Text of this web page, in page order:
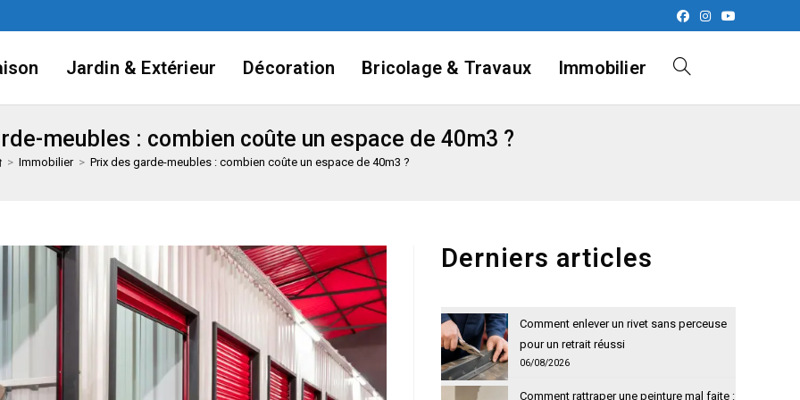
Jardin & Extérieur Décoration Bricolage & Travaux Immobilier Toggle
meubles : combien coûte un espace de 40m3 ?
> Immobilier > Prix des garde-meubles : combien coûte un espace de 40m3 ?
Derniers articles
Comment enlever un rivet sans perceuse
pour un retrait réussi
06/08/2026
Comment rattraper une peinture mal faite :